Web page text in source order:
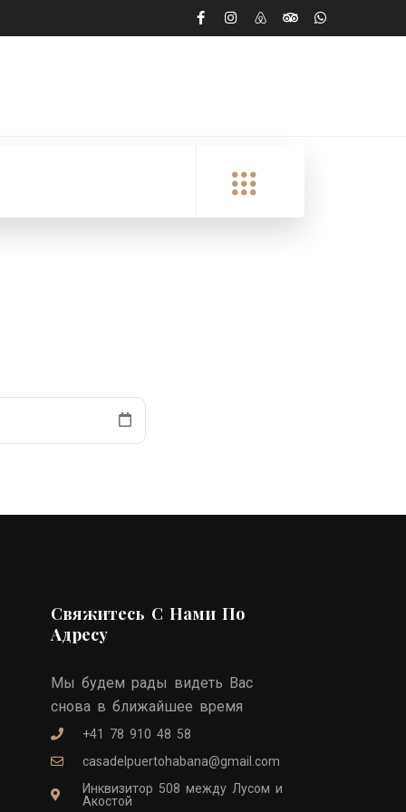
Свяжитесь С Нами По
Адресу
Мы будем рады видеть Вас
снова в ближайшее время
+41 78 910 48 58
casadelpuertohabana@gmail.com
Инквизитор 508 между Лусом и
Акостой